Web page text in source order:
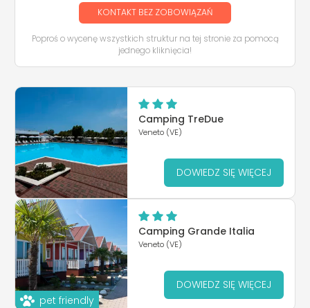
KONTAKT BEZ ZOBOWIĄZAŃ
Poproś o wycenę wszystkich struktur na tej stronie za pomocą
jednego kliknięcia!
Camping TreDue
Veneto (VE)
DOWIEDZ SIĘ WIĘCEJ
pet friendly
Camping Grande Italia
Veneto (VE)
DOWIEDZ SIĘ WIĘCEJ